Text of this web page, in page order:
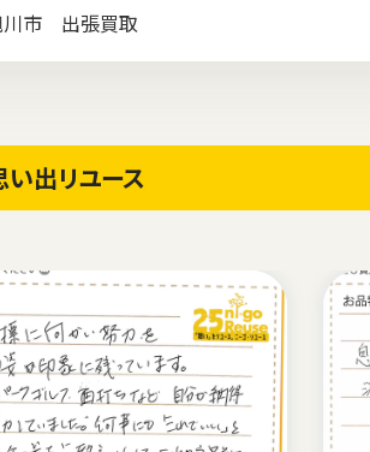
川市 出張買取
出リユース